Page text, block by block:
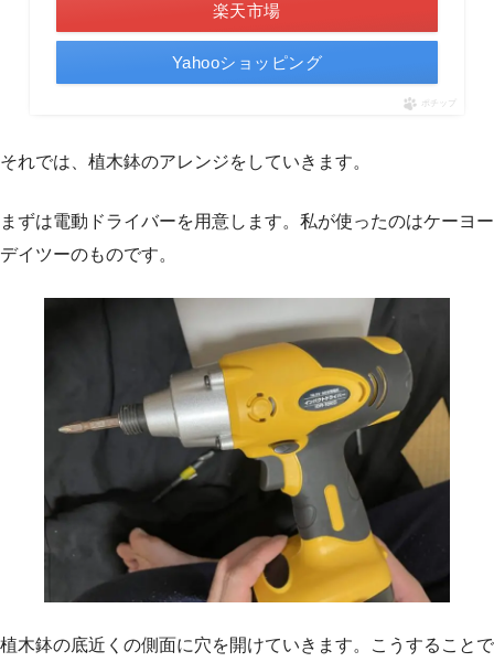
楽天市場
Yahooショッピング
ポチップ
それでは、植木鉢のアレンジをしていきます。
まずは電動ドライバーを用意します。私が使ったのはケーヨー
デイツーのものです。
植木鉢の底近くの側面に穴を開けていきます。こうすることで